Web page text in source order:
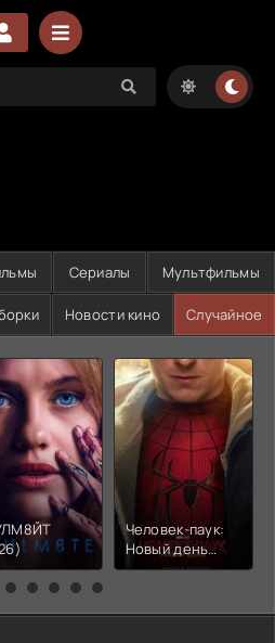
Сериалы Мультфильмы
Новости кино Случайное
Человек-паук:
Новый день
(2026)